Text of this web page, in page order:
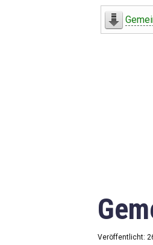
Offener Haushalt
Downloads
ImpressumVeröffentlicht: